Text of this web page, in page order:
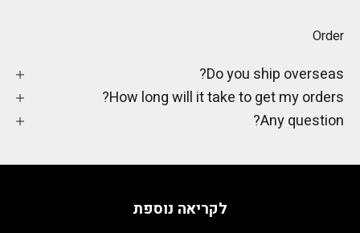
Order
Do you ship overseas?
How long will it take to get my orders?
Any question?
לקריאה נוספת